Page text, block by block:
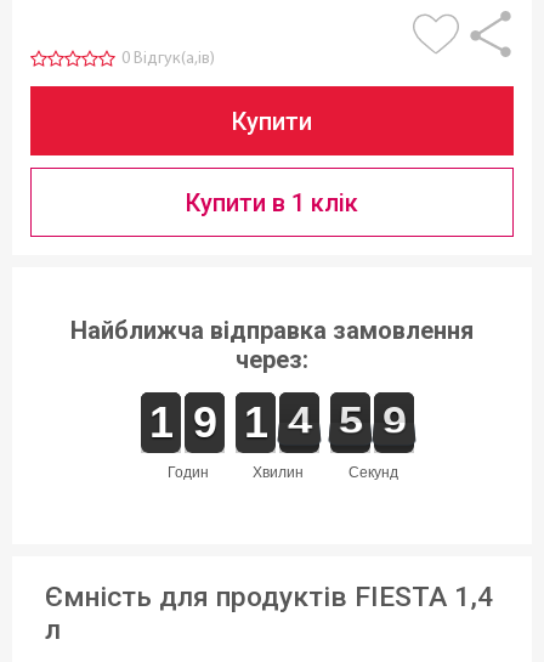
0 Відгук(а,ів)
Купити
Купити в 1 клік
Найближча відправка замовлення
через:
годин
1
1
1
1 8
8
9
9
хвилин
1
1
1
1 5
4
4
секунд
0
5
5 9
9
8
Ємність для продуктів FIESTA 1,4
л